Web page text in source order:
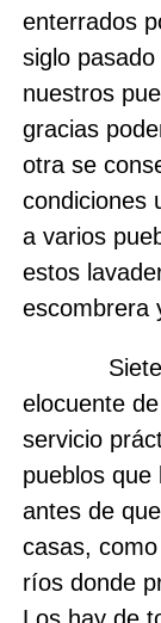
enterrados
siglo
nuestros
gracias
otra se
condiciones
a varios
estos
escombrera
Siete
elocuente
servicio
pueblos que
antes de
casas,
ríos donde